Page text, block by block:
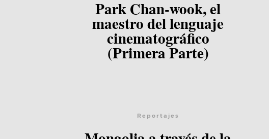
Park Chan-wook, el
maestro del lenguaje
cinematográfico
(Primera Parte)
Reportajes